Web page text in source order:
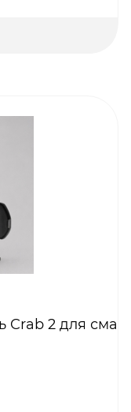
Crab 2 для